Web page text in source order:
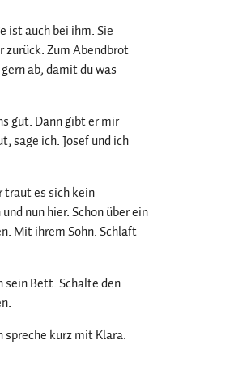
ist auch bei ihm. Sie
zurück. Zum Abendbrot
ab, damit du was
gut. Dann gibt er mir
sage ich. Josef und ich
traut es sich kein
nun hier. Schon über ein
Mit ihrem Sohn. Schlaft
sein Bett. Schalte den
spreche kurz mit Klara.